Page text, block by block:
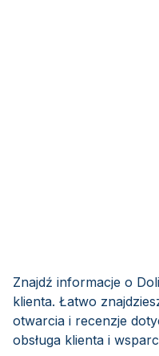
Znajdź informacje o
klienta. Łatwo
otwarcia i recenzje
obsługa klienta i